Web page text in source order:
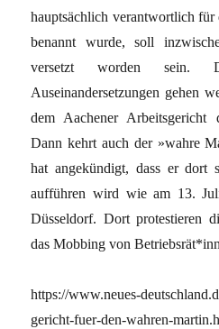
hauptsächlich verantwortlich
benannt wurde, soll
versetzt worden sein.
Auseinandersetzungen gehen
dem Aachener Arbeitsgericht
Dann kehrt auch der »wahre
hat angekündigt, dass er dort
aufführen wird wie am 13.
Düsseldorf. Dort protestieren
das Mobbing von
https://www.neues-
gericht-fuer-den-wahren-